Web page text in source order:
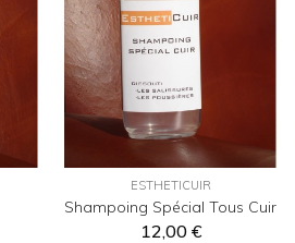
ESTHETICUIR
Shampoing Spécial Tous Cuir
12,00 €